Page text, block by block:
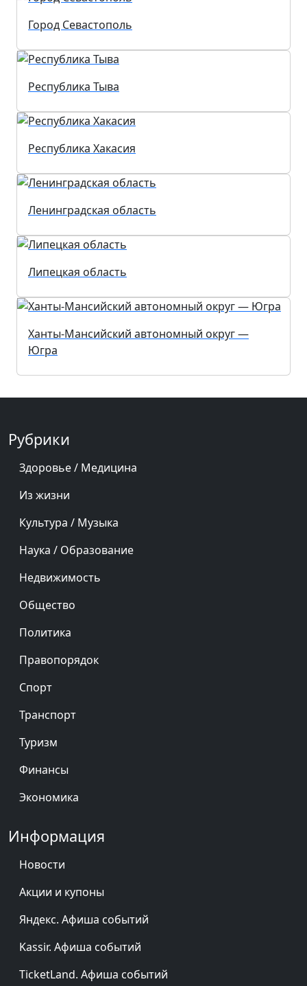
Город Севастополь
Республика Тыва
Республика Хакасия
Ленинградская область
Липецкая область
Ханты-Мансийский автономный округ —
Югра
Рубрики
Здоровье / Медицина
Из жизни
Культура / Музыка
Наука / Образование
Недвижимость
Общество
Политика
Правопорядок
Спорт
Транспорт
Туризм
Финансы
Экономика
Информация
Новости
Акции и купоны
Яндекс. Афиша событий
Kassir. Афиша событий
TicketLand. Афиша событий